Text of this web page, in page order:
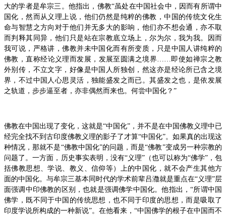
大的学者是牟宗三。他指出，佛教“虽处在中国社会中，因而有所谓中
国化，然而从义理上说，他们仍然是纯粹的佛教，中国的传统文化生
命与智慧之方向对于他们并无多大的影响，他们亦不想会通，亦不取
而判释其同异，他们只是站在宗教底立场上，尔为尔，我为我。因而
我可说，严格讲，佛教并未中国化而有所变质，只是中国人讲纯粹的
佛教，直称经论义理而发展，发展至圆满之境界……即使如禅宗之教
外别传，不立文字，好像是中国人所独创，然这亦是经论所已含之境
界，不过中国人心思灵活，独能盛发之而已。其盛发之也，是依发展
之轨道，步步逼至者，亦非偶然而来也。何尝中国化？”
佛教在中国出现了变化，这就是“中国化”，并不是在中国佛教义理中已
经完全找不到古印度佛教义理的影子了才算“中国化”。如果真的出现这
种情况，那就不是“佛教中国化”的问题，而是“佛教”变成另一种宗教的
问题了。一方面，历史事实表明，没有“义理”（也可以称为“佛学”，包
括佛教思想、学说、教义、信仰等）上的中国化，就不会产生其他方
面的中国化。与牟宗三基本同时代的学术前辈吕瀓就是重点在“义理”层
面强调中印佛教的区别，也就是强调佛学中国化。他指出，“所谓中国
佛学，既不同于中国的传统思想，也不同于印度的思想，而是吸取了
印度学说所构成的一种新说”。在他看来，“中国佛学的根子在中国而不